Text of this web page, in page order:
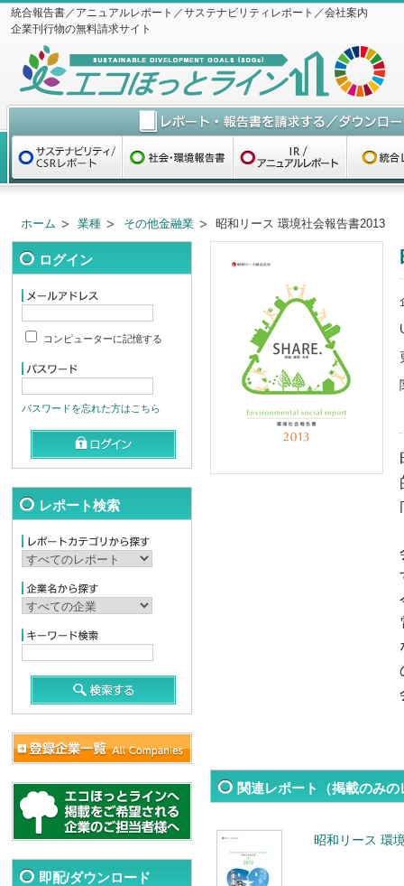
統合報告書／アニュアルレポート／サステナビリティレポート／会社案内
企業刊行物の無料請求サイト
ホーム 業種 その他金融業 昭和リース 環境社会報告書2013
ログイン
コンピューターに記憶する
パスワードを忘れた方はこちら
レポート検索
即配/ダウンロード
関連レポート（掲載のみ
昭和リース 環